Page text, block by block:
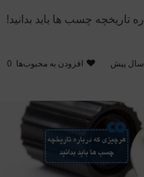
تاریخچه چسب ها باید بدانید!
افزودن به محبوب‌ها 0